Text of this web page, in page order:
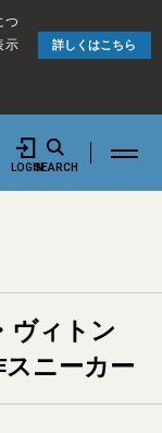
つ
示
詳しくはこちら
LOGINSEARCH
ヴィトン
ニーカー